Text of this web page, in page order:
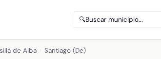
🔍Buscar municipio...
de Alba Santiago (De)